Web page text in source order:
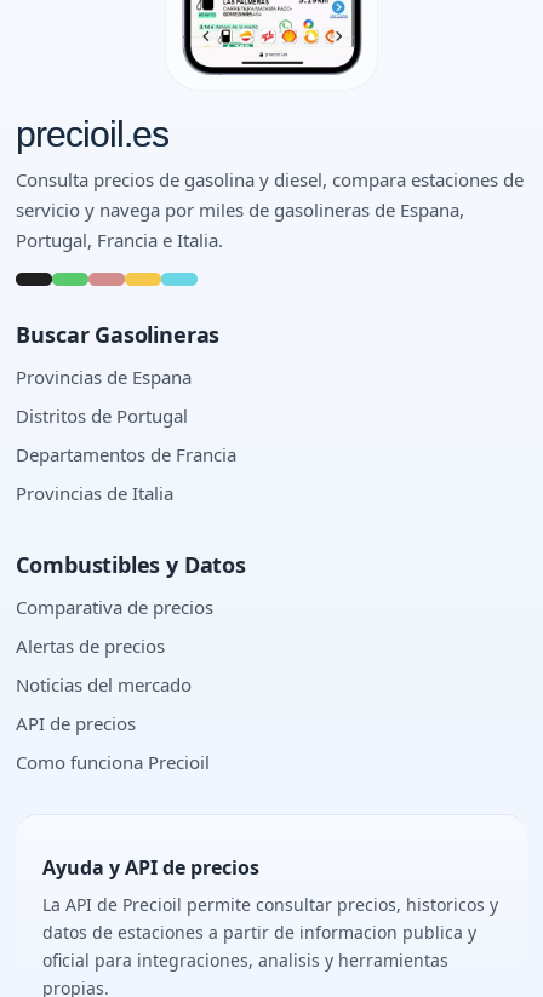
precioil.es
Consulta precios de gasolina y diesel, compara estaciones de
servicio y navega por miles de gasolineras de Espana,
Portugal, Francia e Italia.
Buscar Gasolineras
Provincias de Espana
Distritos de Portugal
Departamentos de Francia
Provincias de Italia
Combustibles y Datos
Comparativa de precios
Alertas de precios
Noticias del mercado
API de precios
Como funciona Precioil
Ayuda y API de precios
La API de Precioil permite consultar precios, historicos y
datos de estaciones a partir de informacion publica y
oficial para integraciones, analisis y herramientas
propias.